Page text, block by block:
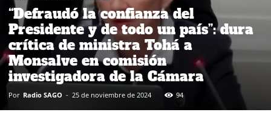
“Defraudó la confianza del
Presidente y de todo un país”: dura
crítica de ministra Tohá a
Monsalve en comisión
investigadora de la Cámara
Por Radio SAGO - 25 de noviembre de 2024 94